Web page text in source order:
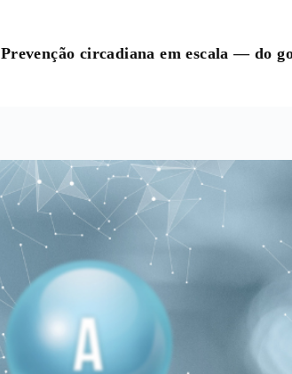
Prevenção circadiana em escala — do